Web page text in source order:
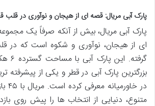
پارک آبی مریال: قصه ای از هیجان و نوآوری در قلب
پارک آبی مریال، بیش از آنکه صرفاً یک
ای از هیجان، نوآوری و شکوه است که در
بزرگترین پارک آبی در قطر و یکی از پیشرفته
متنوع، دنیایی از انتخاب ها را پیش روی